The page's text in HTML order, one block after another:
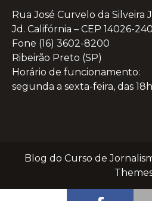
Rua José Curvelo da Silveira
Jd. Califórnia – CEP 14026-240
Fone (16) 3602-8200
Ribeirão Preto (SP)
Horário de funcionamento:
segunda a sexta-feira, das
Blog do Curso de